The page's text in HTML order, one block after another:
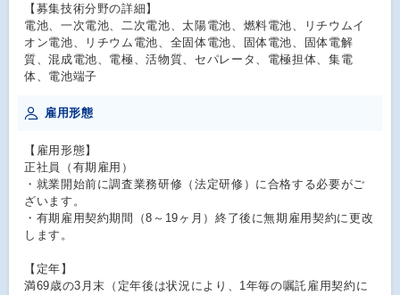
【募集技術分野の詳細】
電池、一次電池、二次電池、太陽電池、燃料電池、リチウムイ
オン電池、リチウム電池、全固体電池、固体電池、固体電解
質、混成電池、電極、活物質、セパレータ、電極担体、集電
体、電池端子
雇用形態
【雇用形態】
正社員（有期雇用）
・就業開始前に調査業務研修（法定研修）に合格する必要がご
ざいます。
・有期雇用契約期間（8～19ヶ月）終了後に無期雇用契約に更改
します。
【定年】
満69歳の3月末（定年後は状況により、1年毎の嘱託雇用契約に